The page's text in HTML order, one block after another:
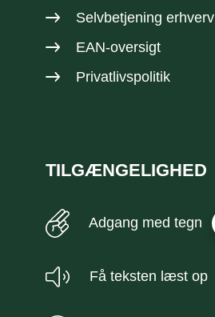
Selvbetjening erhverv
EAN-oversigt
Privatlivspolitik
TILGÆNGELIGHED
Adgang med tegn
Få teksten læst op